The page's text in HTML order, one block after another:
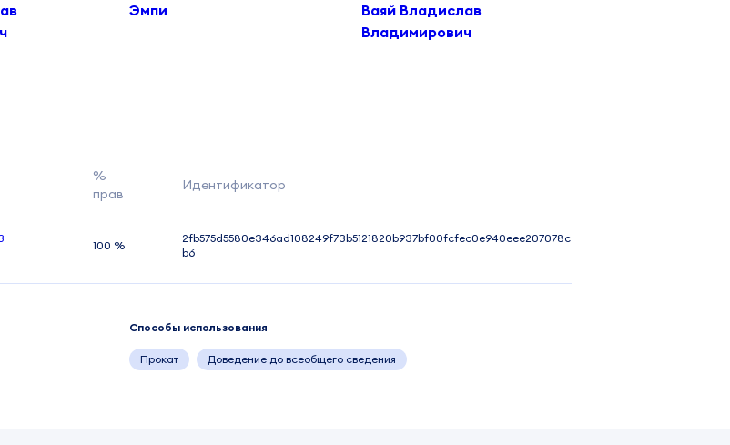
Эмпи
Ваяй Владислав
Владимирович
%
прав
Идентификатор
100 %
2fb575d5580e346ad108249f73b5121820b937bf00fcfec0e940eee207078c
b6
Способы использования
Прокат Доведение до всеобщего сведения